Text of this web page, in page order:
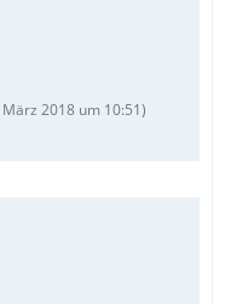
2018 um 10:51)